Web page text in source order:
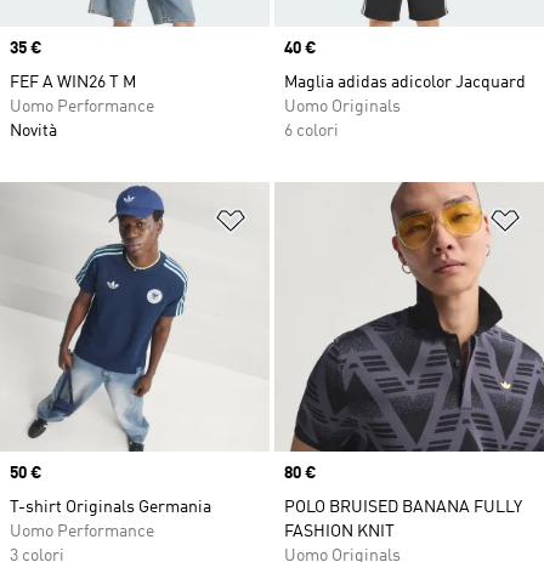
Price
35 €
FEF A WIN26 T M
Uomo Performance
Novità
Price
40 €
Maglia adidas adicolor Jacquard
Uomo Originals
6 colori
Aggiungi alla lista dei desideri
Price
50 €
T-shirt Originals Germania
Uomo Performance
3 colori
Price
80 €
POLO BRUISED BANANA FULLY
FASHION KNIT
Uomo Originals